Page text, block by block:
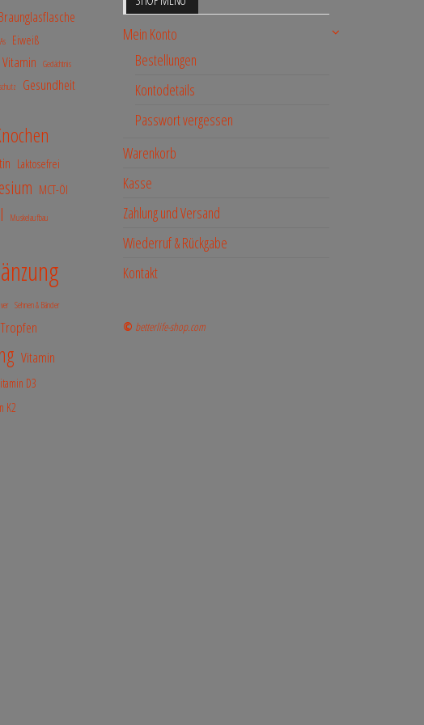
Eiweiß
Gedächtnis
Gesundheit
Laktosefrei
MCT-Öl
Muskelaufbau
Sehnen & Bänder
Tropfen
Vitamin
D3
K2
Mein Konto
Bestellungen
Kontodetails
Passwort vergessen
Warenkorb
Kasse
Zahlung und Versand
Wiederruf & Rückgabe
Kontakt
© betterlife-shop.com